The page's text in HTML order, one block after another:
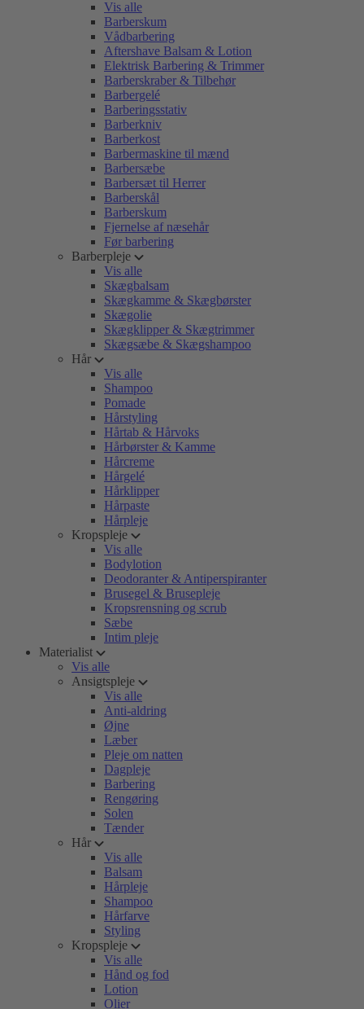
Vis alle
Barberskum
Vådbarbering
Aftershave Balsam & Lotion
Elektrisk Barbering & Trimmer
Barberskraber & Tilbehør
Barbergelé
Barberingsstativ
Barberkniv
Barberkost
Barbermaskine til mænd
Barbersæbe
Barbersæt til Herrer
Barberskål
Barberskum
Fjernelse af næsehår
Før barbering
Barberpleje
Vis alle
Skægbalsam
Skægkamme & Skægbørster
Skægolie
Skægklipper & Skægtrimmer
Skægsæbe & Skægshampoo
Hår
Vis alle
Shampoo
Pomade
Hårstyling
Hårtab & Hårvoks
Hårbørster & Kamme
Hårcreme
Hårgelé
Hårklipper
Hårpaste
Hårpleje
Kropspleje
Vis alle
Bodylotion
Deodoranter & Antiperspiranter
Brusegel & Brusepleje
Kropsrensning og scrub
Sæbe
Intim pleje
Materialist
Vis alle
Ansigtspleje
Vis alle
Anti-aldring
Øjne
Læber
Pleje om natten
Dagpleje
Barbering
Rengøring
Solen
Tænder
Hår
Vis alle
Balsam
Hårpleje
Shampoo
Hårfarve
Styling
Kropspleje
Vis alle
Hånd og fod
Lotion
Olier